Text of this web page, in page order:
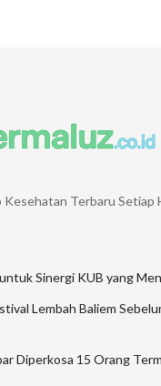
Kesehatan Terbaru Setiap
Sinergi KUB yang
Lembah Baliem
Diperkosa 15 Orang